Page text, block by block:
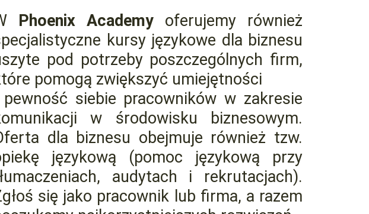
Phoenix Academy oferujemy również
kursy językowe dla biznesu
pod potrzeby poszczególnych firm,
pomogą zwiększyć umiejętności
siebie pracowników w zakresie
w środowisku biznesowym.
dla biznesu obejmuje również tzw.
językową (pomoc językową przy
audytach i rekrutacjach).
się jako pracownik lub firma, a razem